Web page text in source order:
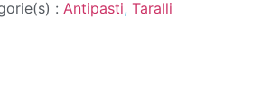
: Antipasti, Taralli